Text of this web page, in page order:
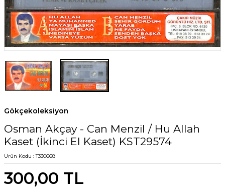
Gökçekoleksiyon
Osman Akçay - Can Menzil / Hu Allah
Kaset (İkinci El Kaset) KST29574
Ürün Kodu :T330668
300,00 TL